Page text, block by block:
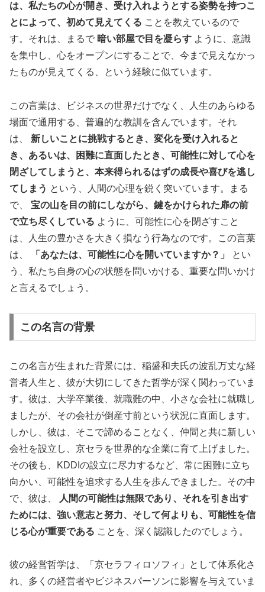
は、私たちの心が開き、受け入れようとする姿勢を持つこ
とによって、初めて見えてくる ことを教えているので
す。それは、まるで 暗い部屋で目を凝らす ように、意識
を集中し、心をオープンにすることで、今まで見えなかっ
たものが見えてくる、という経験に似ています。
この言葉は、ビジネスの世界だけでなく、人生のあらゆる
場面で通用する、普遍的な教訓を含んでいます。それ
は、 新しいことに挑戦するとき、変化を受け入れると
き、あるいは、困難に直面したとき、可能性に対して心を
閉ざしてしまうと、本来得られるはずの成長や喜びを逃し
てしまう という、人間の心理を鋭く突いています。まる
で、 宝の山を目の前にしながら、鍵をかけられた扉の前
で立ち尽くしている ように、可能性に心を閉ざすこと
は、人生の豊かさを大きく損なう行為なのです。この言葉
は、
「あなたは、可能性に心を開いていますか？」
とい
う、私たち自身の心の状態を問いかける、重要な問いかけ
と言えるでしょう。
この名言の背景
この名言が生まれた背景には、稲盛和夫氏の波乱万丈な経
営者人生と、彼が大切にしてきた哲学が深く関わっていま
す。彼は、大学卒業後、就職難の中、小さな会社に就職し
ましたが、その会社が倒産寸前という状況に直面します。
しかし、彼は、そこで諦めることなく、仲間と共に新しい
会社を設立し、京セラを世界的な企業に育て上げました。
その後も、KDDIの設立に尽力するなど、常に困難に立ち
向かい、可能性を追求する人生を歩んできました。その中
で、彼は、
人間の可能性は無限であり、それを引き出す
ためには、強い意志と努力、そして何よりも、可能性を信
じる心が重要である ことを、深く認識したのでしょう。
彼の経営哲学は、「京セラフィロソフィ」として体系化さ
れ、多くの経営者やビジネスパーソンに影響を与えていま